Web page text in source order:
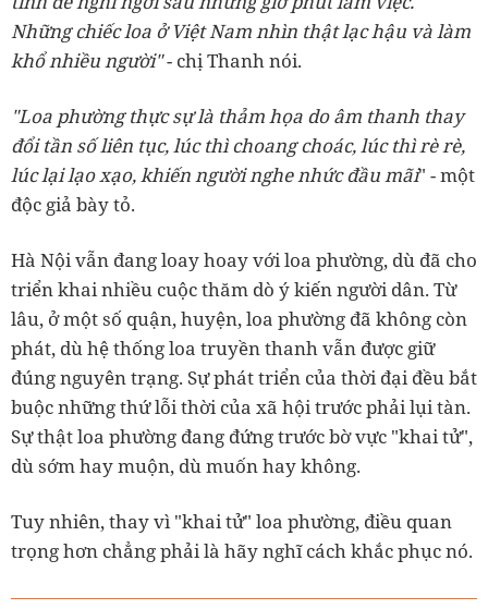
Những chiếc loa ở Việt Nam nhìn thật lạc hậu và làm
khổ nhiều người"- chị Thanh nói.
"Loa phường thực sự là thảm họa do âm thanh thay
đổi tần số liên tục, lúc thì choang choác, lúc thì rè rè,
lúc lại lạo xạo, khiến người nghe nhức đầu mãi" - một
độc giả bày tỏ.
Hà Nội vẫn đang loay hoay với loa phường, dù đã cho
triển khai nhiều cuộc thăm dò ý kiến người dân. Từ
lâu, ở một số quận, huyện, loa phường đã không còn
phát, dù hệ thống loa truyền thanh vẫn được giữ
đúng nguyên trạng. Sự phát triển của thời đại đều bắt
buộc những thứ lỗi thời của xã hội trước phải lụi tàn.
Sự thật loa phường đang đứng trước bờ vực "khai tử",
dù sớm hay muộn, dù muốn hay không.
Tuy nhiên, thay vì "khai tử" loa phường, điều quan
trọng hơn chẳng phải là hãy nghĩ cách khắc phục nó.